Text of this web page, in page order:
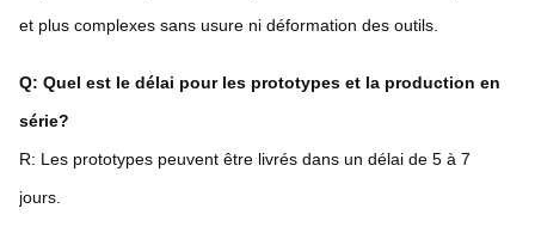
et plus complexes sans usure ni déformation des outils.
Q: Quel est le délai pour les prototypes et la production en
série?
R: Les prototypes peuvent être livrés dans un délai de 5 à 7
jours.